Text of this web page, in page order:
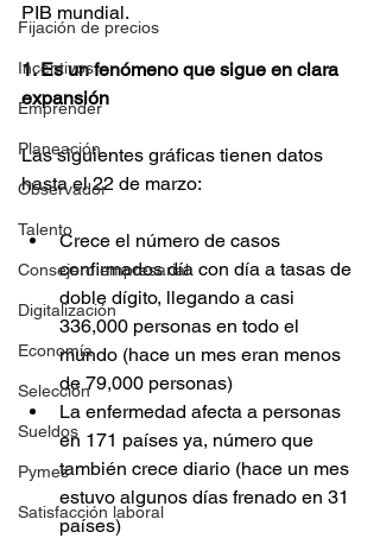
Fijación de precios
Incentivos
Emprender
Planeación
Observador
Talento
Consejero empresarial
Digitalización
Economía
Selección
Sueldos
Pymes
Satisfacción laboral
PIB mundial.
1. Es un fenómeno que sigue en clara
expansión
Las siguientes gráficas tienen datos
hasta el 22 de marzo:
Crece el número de casos
confirmados día con día a tasas de
doble dígito, llegando a casi
336,000 personas en todo el
mundo (hace un mes eran menos
de 79,000 personas)
La enfermedad afecta a personas
en 171 países ya, número que
también crece diario (hace un mes
estuvo algunos días frenado en 31
países)